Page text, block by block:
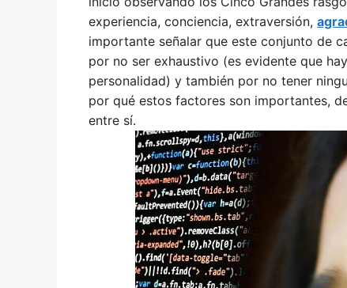
experiencia, conciencia, extraversión,
importante señalar que este conjunto de
por no ser exhaustivo (es evidente que
personalidad) y también por no tener
por qué estos factores son importantes,
entre sí.